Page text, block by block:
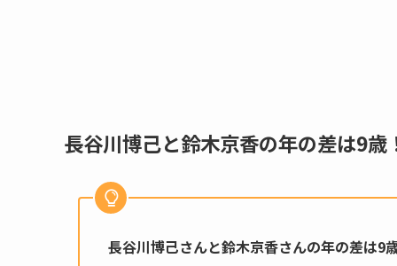
長谷川博己と鈴木京香の年の差は9歳
長谷川博己さんと鈴木京香さんの年の差は9歳